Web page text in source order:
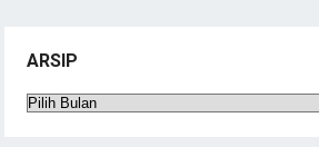
ARSIP
Arsip